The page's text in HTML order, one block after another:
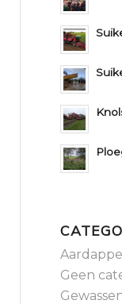
Geen